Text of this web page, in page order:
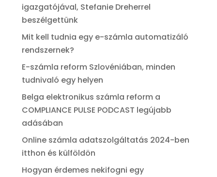
igazgatójával, Stefanie Dreherrel
beszélgettünk
Mit kell tudnia egy e-számla automatizáló
rendszernek?
E-számla reform Szlovéniában, minden
tudnivaló egy helyen
Belga elektronikus számla reform a
COMPLIANCE PULSE PODCAST legújabb
adásában
Online számla adatszolgáltatás 2024-ben
itthon és külföldön
Hogyan érdemes nekifogni egy